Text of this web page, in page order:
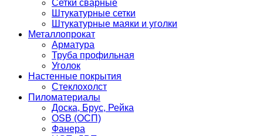
Сетки сварные
Штукатурные сетки
Штукатурные маяки и уголки
Металлопрокат
Арматура
Труба профильная
Уголок
Настенные покрытия
Стеклохолст
Пиломатериалы
Доска, Брус, Рейка
OSB (ОСП)
Фанера